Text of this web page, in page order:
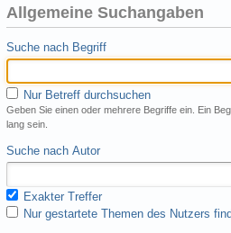
Allgemeine Suchangaben
Suche nach Begriff
Nur Betreff durchsuchen
Geben Sie einen oder mehrere Begriffe ein. Ein
lang sein.
Suche nach Autor
Exakter Treffer
Nur gestartete Themen des Nutzers